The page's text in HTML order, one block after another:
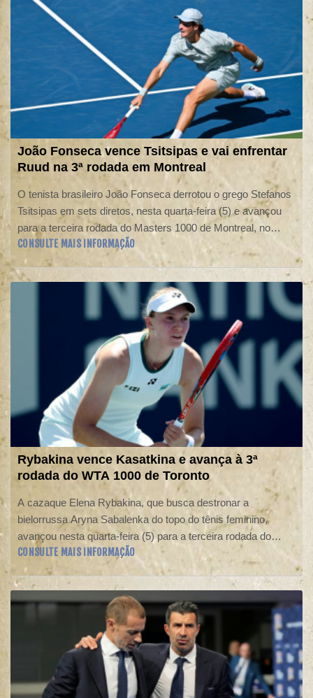
João Fonseca vence Tsitsipas e vai enfrentar
Ruud na 3ª rodada em Montreal
O tenista brasileiro João Fonseca derrotou o grego Stefanos
Tsitsipas em sets diretos, nesta quarta-feira (5) e avançou
para a terceira rodada do Masters 1000 de Montreal, no
Canadá.
CONSULTE MAIS INFORMAÇÃO
Rybakina vence Kasatkina e avança à 3ª
rodada do WTA 1000 de Toronto
A cazaque Elena Rybakina, que busca destronar a
bielorrussa Aryna Sabalenka do topo do tênis feminino,
avançou nesta quarta-feira (5) para a terceira rodada do
WTA 1000 de Toronto.
CONSULTE MAIS INFORMAÇÃO